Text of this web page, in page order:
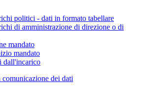
politici - dati in formato tabellare
di amministrazione di direzione o di
mandato
mandato
dall'incarico
comunicazione dei dati